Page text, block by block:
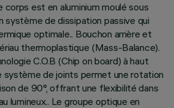
corps est en aluminium moulé sous
système de dissipation passive qui
optimale.. Bouchon arrière et
thermoplastique (Mass-Balance).
C.O.B (Chip on board) à haut
système de joints permet une rotation
de 90°, offrant une flexibilité dans
lumineux.. Le groupe optique en